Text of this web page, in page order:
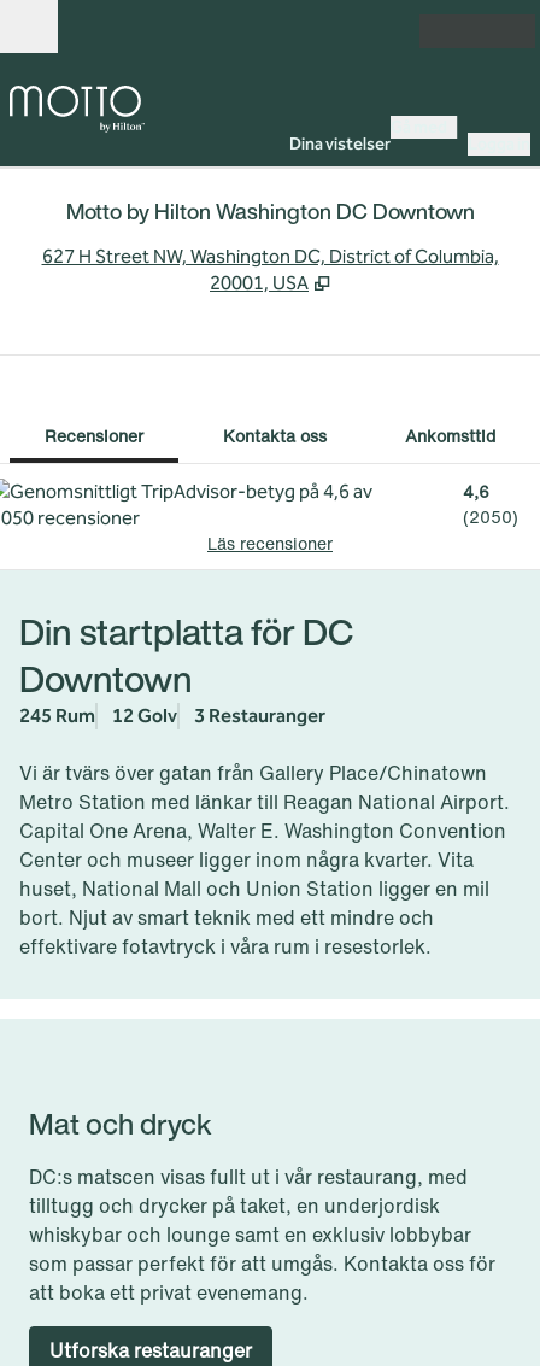
Öppna
Dina vistelser
Motto by Hilton Washington DC Downtown
627 H Street NW, Washington DC, District of Columbia,
20001, USA
Recensioner Kontakta oss Ankomsttid
4,6
(2050)
Läs recensioner
Din startplatta för DC
Downtown
245 Rum 12 Golv 3 Restauranger
Vi är tvärs över gatan från Gallery Place/Chinatown
Metro Station med länkar till Reagan National Airport.
Capital One Arena, Walter E. Washington Convention
Center och museer ligger inom några kvarter. Vita
huset, National Mall och Union Station ligger en mil
bort. Njut av smart teknik med ett mindre och
effektivare fotavtryck i våra rum i resestorlek.
Mat och dryck
DC:s matscen visas fullt ut i vår restaurang, med
tilltugg och drycker på taket, en underjordisk
whiskybar och lounge samt en exklusiv lobbybar
som passar perfekt för att umgås. Kontakta oss för
att boka ett privat evenemang.
Utforska restauranger